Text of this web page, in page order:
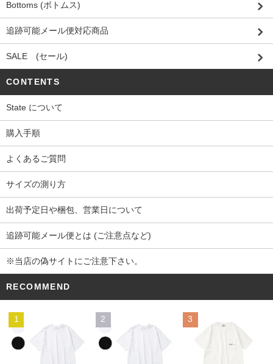
Bottoms (ボトムス)
追跡可能メール便対応商品
SALE (セール)
CONTENTS
State について
購入手順
よくあるご質問
サイズの測り方
出荷予定日や梱包、営業日について
追跡可能メール便とは (ご注意点など)
※当店の偽サイトにご注意下さい。
RECOMMEND
1 2 3